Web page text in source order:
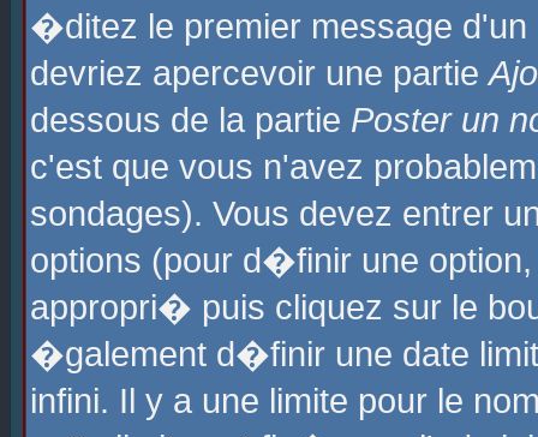
�ditez le premier message
devriez apercevoir une partie
dessous de la partie Poster un
c'est que vous n'avez
sondages). Vous devez entrer
options (pour d�finir une
appropri� puis cliquez sur le
�galement d�finir une date
infini. Il y a une limite pour le